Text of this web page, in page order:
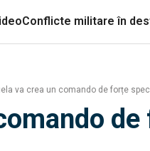
Conflicte militare în
va crea un comando de forțe